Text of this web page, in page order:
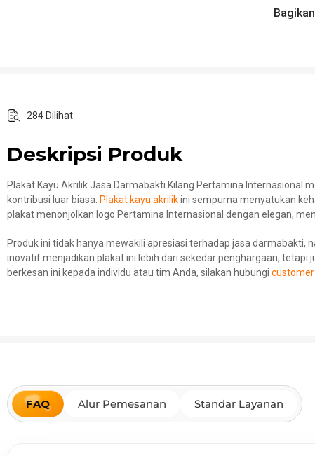
Bagikan
284 Dilihat
Deskripsi Produk
Plakat Kayu Akrilik Jasa Darmabakti Kilang Pertamina Internasional
kontribusi luar biasa. Plakat kayu akrilikini sempurna menyatukan
plakat menonjolkan logo Pertamina Internasional dengan elegan,
Produk ini tidak hanya mewakili apresiasi terhadap jasa darmabakti,
inovatif menjadikan plakat ini lebih dari sekedar penghargaan,
berkesan ini kepada individu atau tim Anda, silakan hubungi
FAQ Alur Pemesanan Standar Layanan